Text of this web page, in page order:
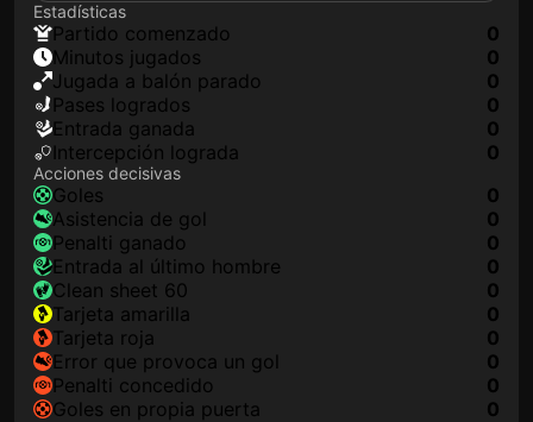
Estadísticas
partido comenzado
0
minutos jugados
0
jugada a balón parado
0
pases logrados
0
Entrada ganada
0
Intercepción lograda
0
Acciones decisivas
goles
0
asistencia de gol
0
Penalti ganado
0
Entrada al último hombre
0
clean sheet 60
0
tarjeta amarilla
0
tarjeta roja
0
Error que provoca un gol
0
Penalti concedido
0
goles en propia puerta
0